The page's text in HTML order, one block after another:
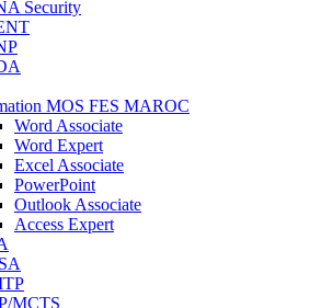
Security
MOS FES MAROC
Word Associate
Word Expert
Excel Associate
PowerPoint
Outlook Associate
Access Expert
MCTS